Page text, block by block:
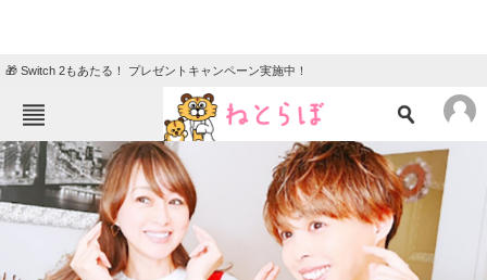
🎁 Switch 2もあたる！ プレゼントキャンペーン実施中！
ねとらぼメニュー
TOP ニュース
エンタメ クイズ
地域